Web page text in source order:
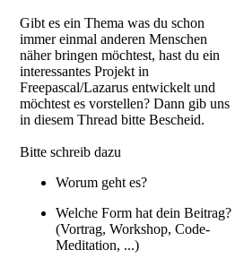
Gibt es ein Thema was du schon
immer einmal anderen Menschen
näher bringen möchtest, hast du ein
interessantes Projekt in
Freepascal/Lazarus entwickelt und
möchtest es vorstellen? Dann gib uns
in diesem Thread bitte Bescheid.
Bitte schreib dazu
Worum geht es?
Welche Form hat dein Beitrag?
(Vortrag, Workshop, Code-
Meditation, ...)